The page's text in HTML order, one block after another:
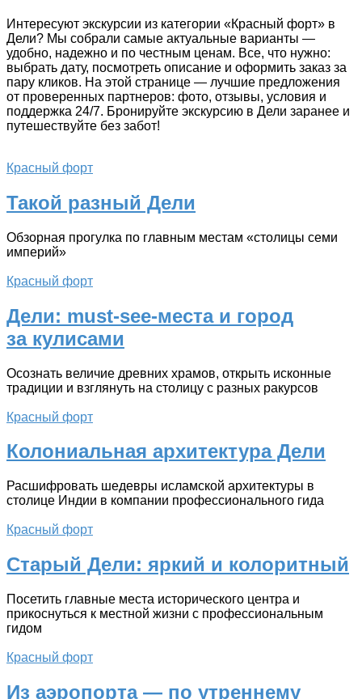
Интересуют экскурсии из категории «Красный форт» в
Дели? Мы собрали самые актуальные варианты —
удобно, надежно и по честным ценам. Все, что нужно:
выбрать дату, посмотреть описание и оформить заказ за
пару кликов. На этой странице — лучшие предложения
от проверенных партнеров: фото, отзывы, условия и
поддержка 24/7. Бронируйте экскурсию в Дели заранее и
путешествуйте без забот!
Красный форт
Такой разный Дели
Обзорная прогулка по главным местам «столицы семи
империй»
Красный форт
Дели: must-see-места и город
за кулисами
Осознать величие древних храмов, открыть исконные
традиции и взглянуть на столицу с разных ракурсов
Красный форт
Колониальная архитектура Дели
Расшифровать шедевры исламской архитектуры в
столице Индии в компании профессионального гида
Красный форт
Старый Дели: яркий и колоритный
Посетить главные места исторического центра и
прикоснуться к местной жизни с профессиональным
гидом
Красный форт
Из аэропорта — по утреннему